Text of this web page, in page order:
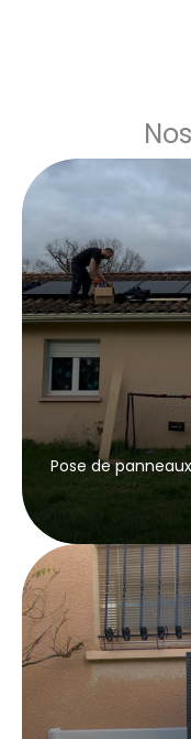
Pose de